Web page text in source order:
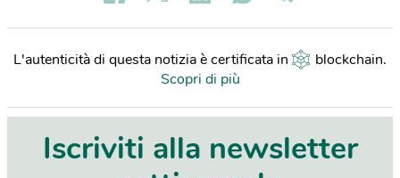
L'autenticità di questa notizia è certificata in blockchain.
Scopri di più
Iscriviti alla newsletter